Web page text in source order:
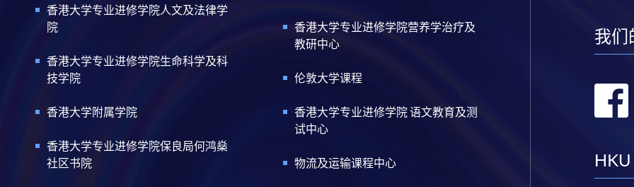
香港大学专业进修学院人文及法律学
院
香港大学专业进修学院生命科学及科
技学院
香港大学附属学院
香港大学专业进修学院保良局何鸿燊
社区书院
香港大学专业进修学院营养学治疗及
教研中心
伦敦大学课程
香港大学专业进修学院 语文教育及测
试中心
物流及运输课程中心
我们
HKU